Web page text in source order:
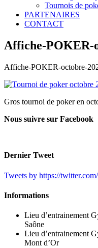
Tournois de
PARTENAIRES
CONTACT
Affiche-POKER-
Affiche-POKER-octobre-
Gros tournoi de poker en
Nous suivre sur Facebook
Dernier Tweet
Tweets by https://
Informations
Lieu d’entrainement
Saône
Lieu d’entrainement
Mont d’Or